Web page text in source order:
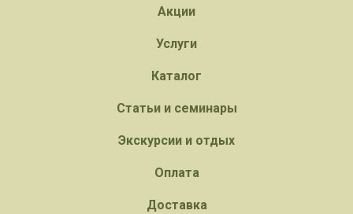
Акции
Услуги
Каталог
Статьи и семинары
Экскурсии и отдых
Оплата
Доставка